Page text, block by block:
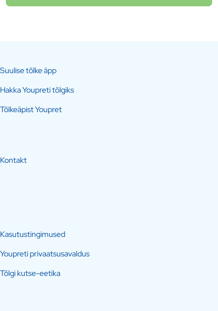
Suulise tõlke äpp
Hakka Youpreti tõlgiks
Tõlkeäpist Youpret
Kontakt
Kasutustingimused
Youpreti privaatsusavaldus
Tõlgi kutse-eetika